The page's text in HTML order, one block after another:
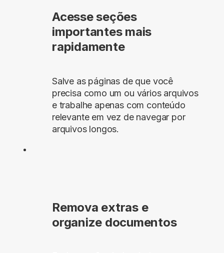
Acesse seções
importantes mais
rapidamente
Salve as páginas de que você
precisa como um ou vários arquivos
e trabalhe apenas com conteúdo
relevante em vez de navegar por
arquivos longos.
Remova extras e
organize documentos